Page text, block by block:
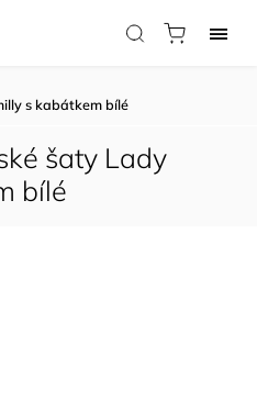
s kabátkem bílé
šaty Lady
bílé